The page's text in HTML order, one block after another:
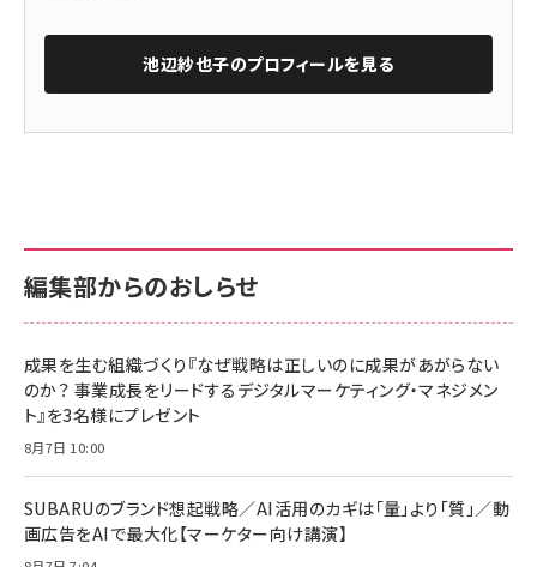
池辺紗也子のプロフィールを見る
編集部からのおしらせ
成果を生む組織づくり『なぜ戦略は正しいのに成果があがらない
のか？ 事業成長をリードするデジタルマーケティング・マネジメン
ト』を3名様にプレゼント
8月7日 10:00
SUBARUのブランド想起戦略／AI活用のカギは「量」より「質」／動
画広告をAIで最大化【マーケター向け講演】